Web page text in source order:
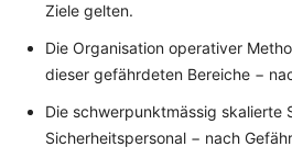
Ziele gelten.
Die Organisation operativer
dieser gefährdeten Bereiche −
Die schwerpunktmässig skalierte
Sicherheitspersonal − nach